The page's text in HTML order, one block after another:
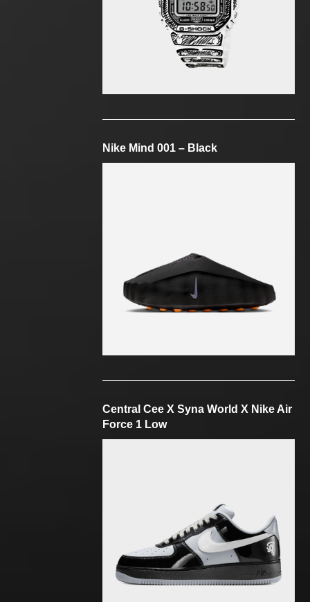
Nike Mind 001 – Black
Central Cee X Syna World X Nike Air
Force 1 Low